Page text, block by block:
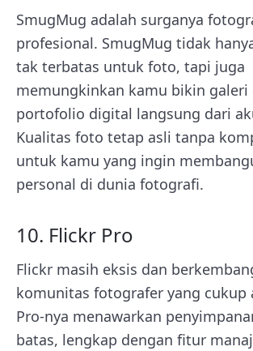
SmugMug adalah surganya
profesional. SmugMug tidak
tak terbatas untuk foto, tapi juga
memungkinkan kamu bikin galeri
portofolio digital langsung dari
Kualitas foto tetap asli tanpa
untuk kamu yang ingin
personal di dunia fotografi.
10. Flickr Pro
Flickr masih eksis dan
komunitas fotografer yang cukup
Pro-nya menawarkan
batas, lengkap dengan fitur